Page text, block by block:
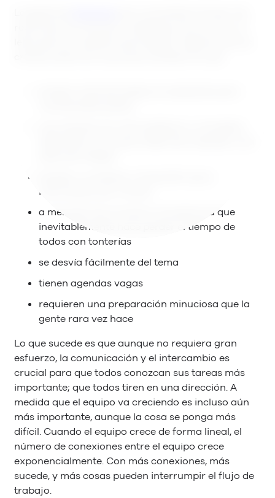
información por minuto
a menudo hay al menos una persona que
inevitablemente hace perder el tiempo de
todos con tonterías
se desvía fácilmente del tema
tienen agendas vagas
requieren una preparación minuciosa que la
gente rara vez hace
Lo que sucede es que aunque no requiera gran
esfuerzo, la comunicación y el intercambio es
crucial para que todos conozcan sus tareas más
importante; que todos tiren en una dirección. A
medida que el equipo va creciendo es incluso aún
más importante, aunque la cosa se ponga más
difícil. Cuando el equipo crece de forma lineal, el
número de conexiones entre el equipo crece
exponencialmente. Con más conexiones, más
sucede, y más cosas pueden interrumpir el flujo de
trabajo.